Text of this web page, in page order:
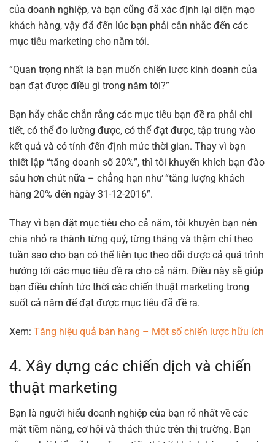
của doanh nghiệp, và bạn cũng đã xác định lại diện mạo
khách hàng, vậy đã đến lúc bạn phải cân nhắc đến các
mục tiêu marketing cho năm tới.
“Quan trọng nhất là bạn muốn chiến lược kinh doanh của
bạn đạt được điều gì trong năm tới?”
Bạn hãy chắc chắn rằng các mục tiêu bạn đề ra phải chi
tiết, có thể đo lường được, có thể đạt được, tập trung vào
kết quả và có tính đến định mức thời gian. Thay vì bạn
thiết lập “tăng doanh số 20%”, thì tôi khuyến khích bạn đào
sâu hơn chút nữa – chẳng hạn như “tăng lượng khách
hàng 20% đến ngày 31-12-2016”.
Thay vì bạn đặt mục tiêu cho cả năm, tôi khuyên bạn nên
chia nhỏ ra thành từng quý, từng tháng và thậm chí theo
tuần sao cho bạn có thể liên tục theo dõi được cả quá trình
hướng tới các mục tiêu đề ra cho cả năm. Điều này sẽ giúp
bạn điều chỉnh tức thời các chiến thuật marketing trong
suốt cả năm để đạt được mục tiêu đã đề ra.
Xem: Tăng hiệu quả bán hàng – Một số chiến lược hữu ích
4. Xây dựng các chiến dịch và chiến
thuật marketing
Bạn là người hiểu doanh nghiệp của bạn rõ nhất về các
mặt tiềm năng, cơ hội và thách thức trên thị trường. Bạn